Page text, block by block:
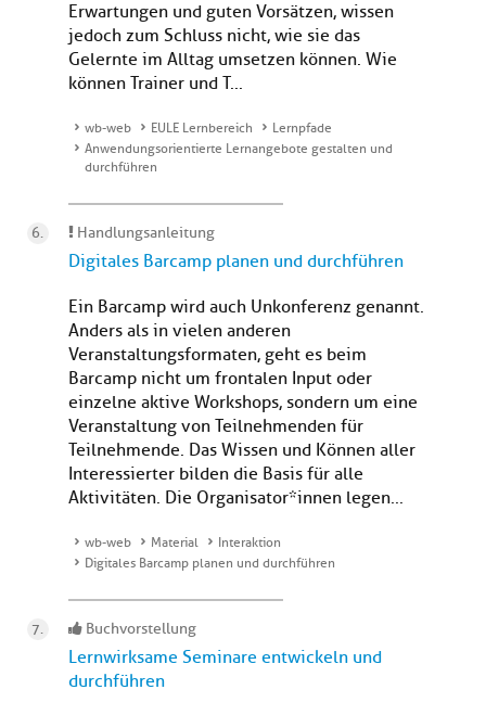
Erwartungen und guten Vorsätzen, wissen
jedoch zum Schluss nicht, wie sie das
Gelernte im Alltag umsetzen können. Wie
können Trainer und T...
wb-web EULE Lernbereich
Lernpfade
Anwendungsorientierte Lernangebote gestalten und
durchführen
Handlungsanleitung
Digitales Barcamp planen und durchführen
Ein Barcamp wird auch Unkonferenz genannt.
Anders als in vielen anderen
Veranstaltungsformaten, geht es beim
Barcamp nicht um frontalen Input oder
einzelne aktive Workshops, sondern um eine
Veranstaltung von Teilnehmenden für
Teilnehmende. Das Wissen und Können aller
Interessierter bilden die Basis für alle
Aktivitäten. Die Organisator*innen legen...
wb-web Material
Interaktion
Digitales Barcamp planen und durchführen
Buchvorstellung
Lernwirksame Seminare entwickeln und
durchführen